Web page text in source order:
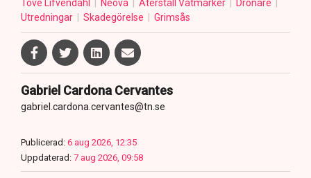
Tove Lifvendahl
Neova Återställ Våtmarker
Drönare
Utredningar
Skadegörelse Grimsås
Gabriel Cardona Cervantes
gabriel.cardona.cervantes@tn.se
Publicerad: 6 aug 2026, 12:35
Uppdaterad: 7 aug 2026, 09:58